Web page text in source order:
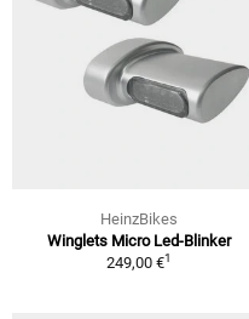
HeinzBikes
Winglets Micro Led-Blinker
249,00 €1